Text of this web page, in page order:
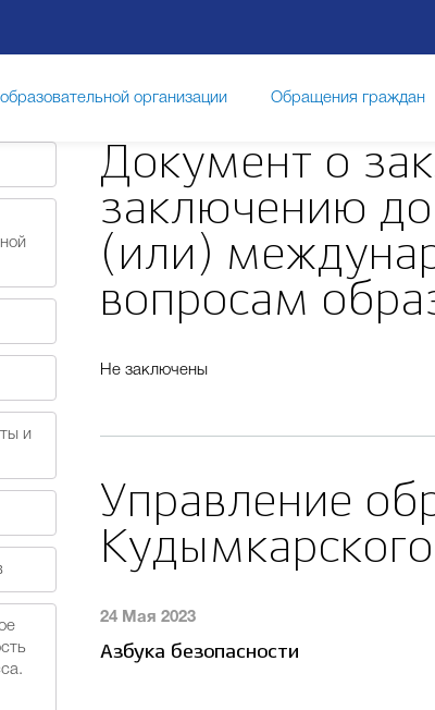
и
Документ о
заключению
(или)
вопросам
Не заключены
Управление
24 Мая 2023
Азбука безопасности
организации Обращения граждан